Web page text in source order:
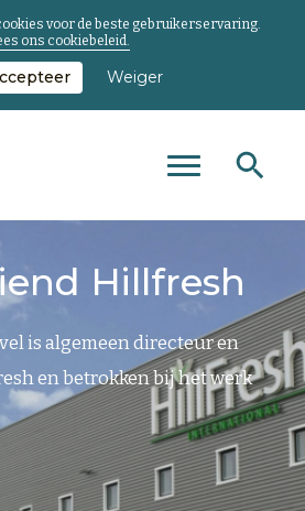
voor de beste gebruikerservaring.
ons cookiebeleid.
Weiger
Zoeken
Toggle
Hillfresh
is algemeen directeur en
en betrokken bij het werk